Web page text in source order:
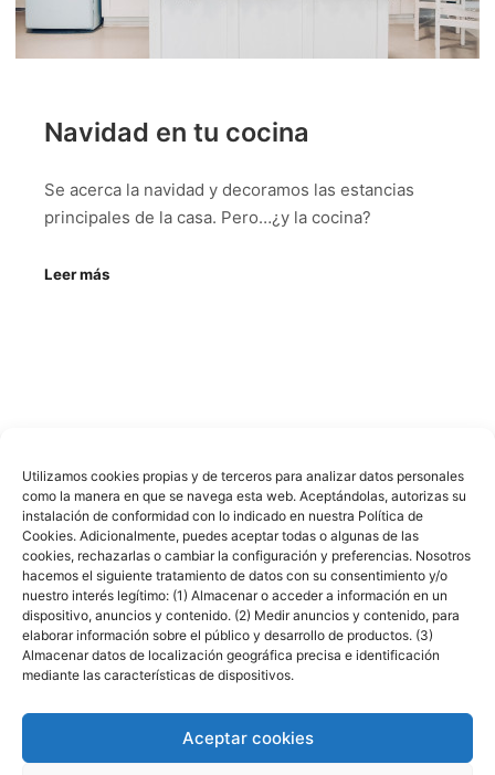
Utilizamos cookies propias y de terceros para analizar datos personales
como la manera en que se navega esta web. Aceptándolas, autorizas su
instalación de conformidad con lo indicado en nuestra Política de
Cookies. Adicionalmente, puedes aceptar todas o algunas de las
cookies, rechazarlas o cambiar la configuración y preferencias. Nosotros
hacemos el siguiente tratamiento de datos con su consentimiento y/o
nuestro interés legítimo: (1) Almacenar o acceder a información en un
dispositivo, anuncios y contenido. (2) Medir anuncios y contenido, para
elaborar información sobre el público y desarrollo de productos. (3)
Almacenar datos de localización geográfica precisa e identificación
mediante las características de dispositivos.
Aceptar cookies
Navidad en tu cocina
Se acerca la navidad y decoramos las estancias
principales de la casa. Pero…¿y la cocina?
Leer más
Cocinas Santos © en Muebles Goterris
Nota legal